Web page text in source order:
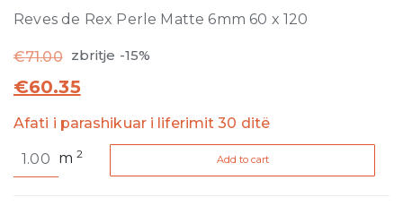
Reves de Rex Perle Matte 6mm 60 x 120
€71.00 zbritje -15%
€60.35
Afati i parashikuar i liferimit 30 ditë
de
m2 Add to cart